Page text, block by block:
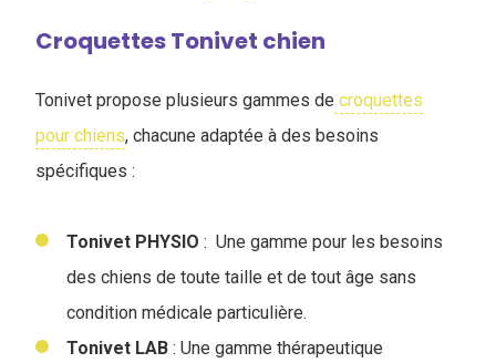
Croquettes Tonivet chien
Tonivet propose plusieurs gammes de croquettes
pour chiens, chacune adaptée à des besoins
spécifiques :
Tonivet PHYSIO : Une gamme pour les besoins
des chiens de toute taille et de tout âge sans
condition médicale particulière.
Tonivet LAB : Une gamme thérapeutique